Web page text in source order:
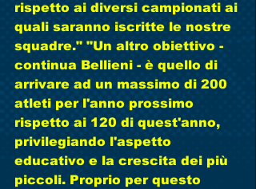
rispetto ai diversi campionati ai
quali saranno iscritte le nostre
squadre." "Un altro obiettivo -
continua Bellieni - è quello di
arrivare ad un massimo di 200
atleti per l'anno prossimo
rispetto ai 120 di quest'anno,
privilegiando l'aspetto
educativo e la crescita dei più
piccoli. Proprio per questo